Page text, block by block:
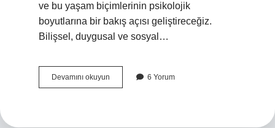
ve bu yaşam biçimlerinin psikolojik
boyutlarına bir bakış açısı geliştireceğiz.
Bilişsel, duygusal ve sosyal…
Devamını okuyun
kaç
6 Yorum